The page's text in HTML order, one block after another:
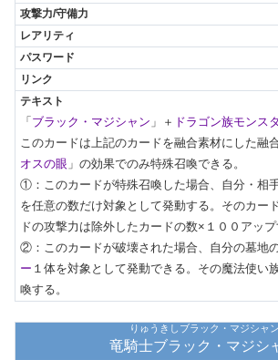
「 ブラック・マジシャン 」＋ ドラゴン族モンス
このカードは上記のカードを融合素材にした融
オスの眼 」の効果でのみ特殊召喚できる。
①：このカードが特殊召喚した場合、自分・相
を任意の数だけ対象として発動する。そのカー
ドの攻撃力は除外したカードの数×１００アップ
②：このカードが破壊された場合、自分の墓地
ー １体を対象として発動できる。その魔法使い
喚する。
りゅうきしブラック・マジシャン
竜騎士ブラック・マジシ